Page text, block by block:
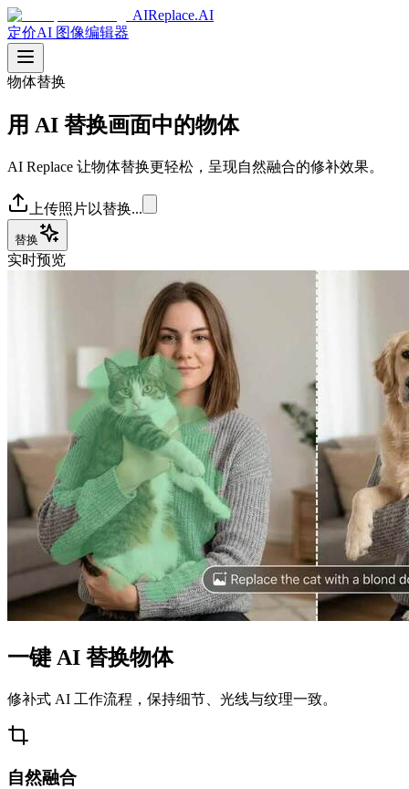
AIReplace.AI
定价AI 图像编辑器
物体替换
用 AI 替换画面中的物体
AI Replace 让物体替换更轻松，呈现自然融合的修补效果。
上传照片以替换...
替换
实时预览
一键 AI 替换物体
修补式 AI 工作流程，保持细节、光线与纹理一致。
自然融合